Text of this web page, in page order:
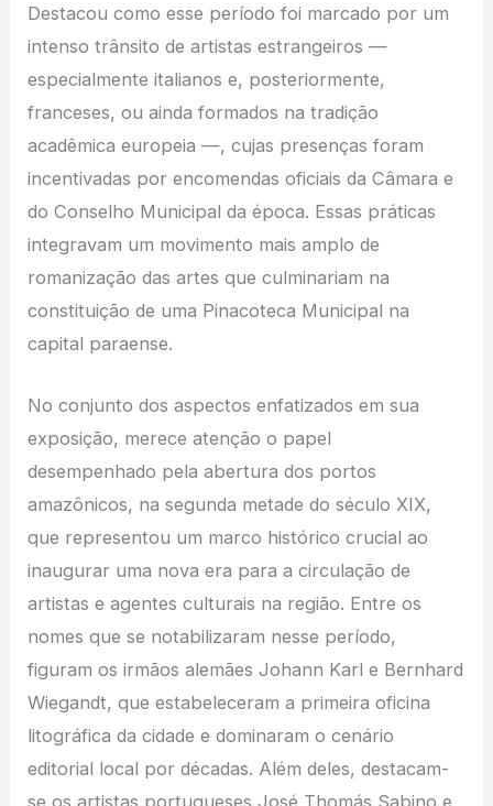
Destacou como esse período foi marcado por um
intenso trânsito de artistas estrangeiros —
especialmente italianos e, posteriormente,
franceses, ou ainda formados na tradição
acadêmica europeia —, cujas presenças foram
incentivadas por encomendas oficiais da Câmara e
do Conselho Municipal da época. Essas práticas
integravam um movimento mais amplo de
romanização das artes que culminariam na
constituição de uma Pinacoteca Municipal na
capital paraense.
No conjunto dos aspectos enfatizados em sua
exposição, merece atenção o papel
desempenhado pela abertura dos portos
amazônicos, na segunda metade do século XIX,
que representou um marco histórico crucial ao
inaugurar uma nova era para a circulação de
artistas e agentes culturais na região. Entre os
nomes que se notabilizaram nesse período,
figuram os irmãos alemães Johann Karl e Bernhard
Wiegandt, que estabeleceram a primeira oficina
litográfica da cidade e dominaram o cenário
editorial local por décadas. Além deles, destacam-